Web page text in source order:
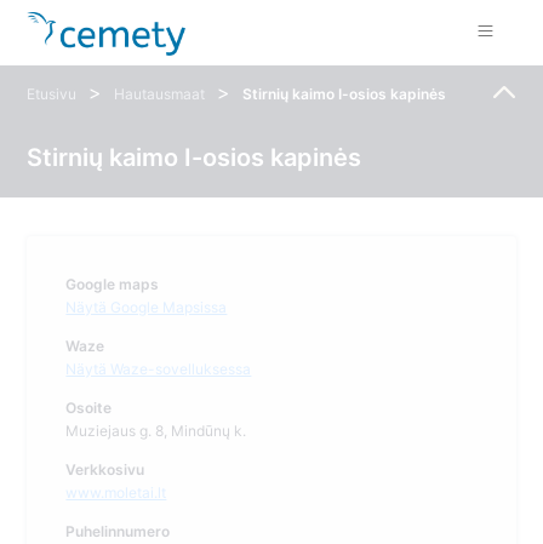
Etusivu > Hautausmaat > Stirnių kaimo I-osios kapinės
Stirnių kaimo I-osios kapinės
Google maps
Näytä Google Mapsissa
Waze
Näytä Waze-sovelluksessa
Osoite
Muziejaus g. 8, Mindūnų k.
Verkkosivu
www.moletai.lt
Puhelinnumero